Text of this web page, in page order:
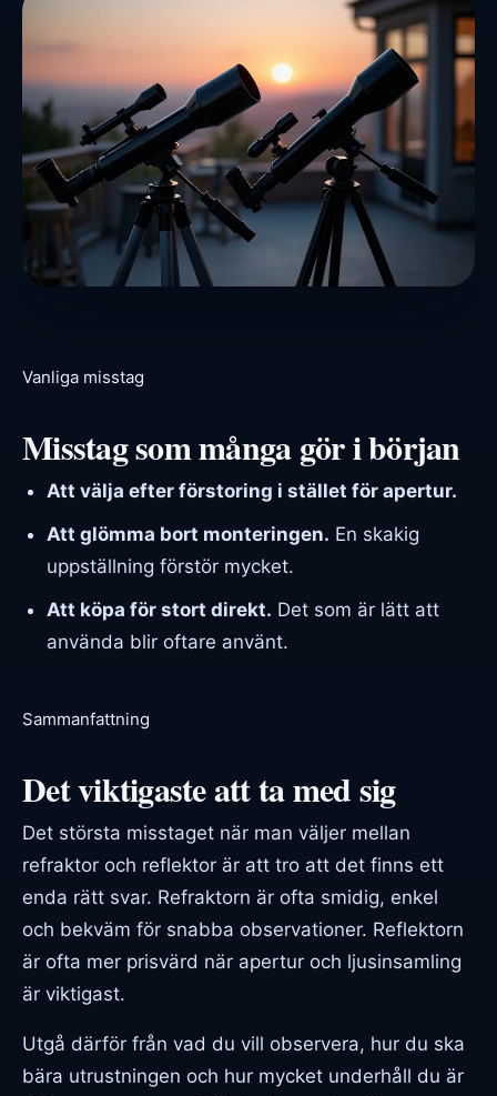
Vanliga misstag
Misstag som många gör i början
Att välja efter förstoring i stället för apertur.
Att glömma bort monteringen. En skakig
uppställning förstör mycket.
Att köpa för stort direkt. Det som är lätt att
använda blir oftare använt.
Sammanfattning
Det viktigaste att ta med sig
Det största misstaget när man väljer mellan
refraktor och reflektor är att tro att det finns ett
enda rätt svar. Refraktorn är ofta smidig, enkel
och bekväm för snabba observationer. Reflektorn
är ofta mer prisvärd när apertur och ljusinsamling
är viktigast.
Utgå därför från vad du vill observera, hur du ska
bära utrustningen och hur mycket underhåll du är